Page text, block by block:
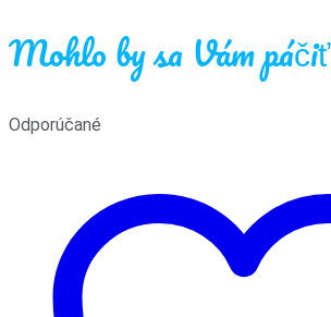
Mohlo by sa Vám páčiť
Odporúčané